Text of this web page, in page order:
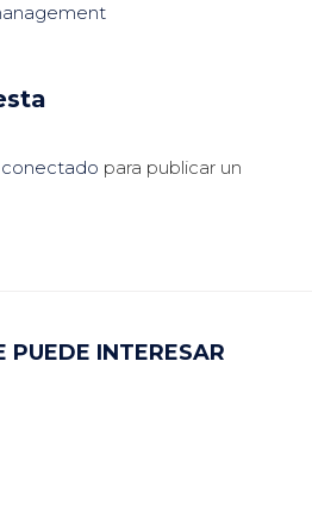
conectado para publicar un
PUEDE INTERESAR